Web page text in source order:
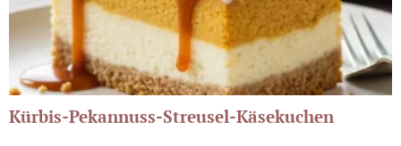
Kürbis-Pekannuss-Streusel-Käsekuchen